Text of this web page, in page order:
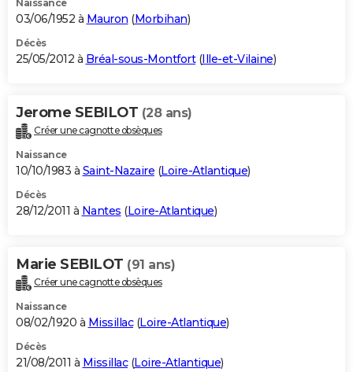
Naissance
03/06/1952 à Mauron (Morbihan)
Décès
25/05/2012 à Bréal-sous-Montfort(Ille-et-Vilaine)
Jerome SEBILOT (28 ans)
Créer une cagnotte obsèques
Naissance
10/10/1983 à Saint-Nazaire (Loire-Atlantique)
Décès
28/12/2011 à Nantes (Loire-Atlantique)
Marie SEBILOT (91 ans)
Créer une cagnotte obsèques
Naissance
08/02/1920 à Missillac(Loire-Atlantique)
Décès
21/08/2011 à Missillac(Loire-Atlantique)